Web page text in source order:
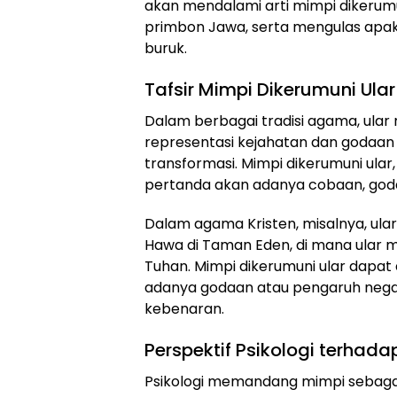
akan mendalami arti mimpi
primbon Jawa, serta mengulas
buruk.
Tafsir Mimpi Dikerumuni
Dalam berbagai tradisi agama,
representasi kejahatan dan
transformasi. Mimpi dikerumuni
pertanda akan adanya cobaan,
Dalam agama Kristen, misalnya,
Hawa di Taman Eden, di mana
Tuhan. Mimpi dikerumuni ular
adanya godaan atau pengaruh
kebenaran.
Perspektif Psikologi
Psikologi memandang mimpi